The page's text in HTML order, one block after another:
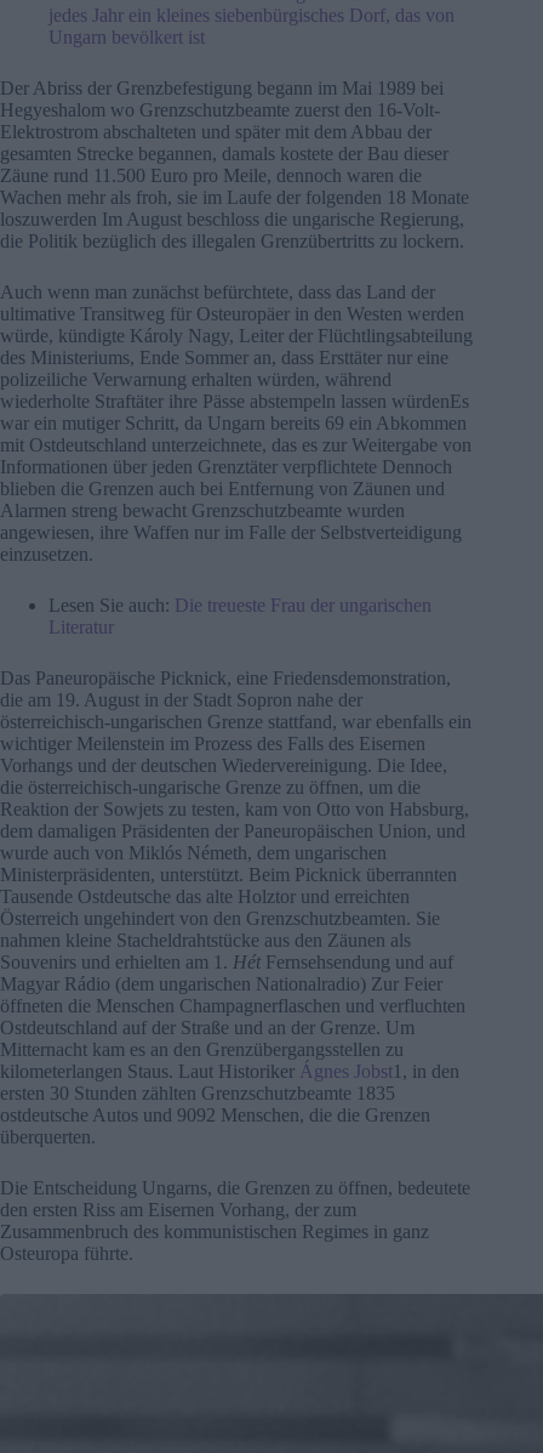
jedes Jahr ein kleines siebenbürgisches Dorf, das von
Ungarn bevölkert ist
Der Abriss der Grenzbefestigung begann im Mai 1989 bei
Hegyeshalom wo Grenzschutzbeamte zuerst den 16-Volt-
Elektrostrom abschalteten und später mit dem Abbau der
gesamten Strecke begannen, damals kostete der Bau dieser
Zäune rund 11.500 Euro pro Meile, dennoch waren die
Wachen mehr als froh, sie im Laufe der folgenden 18 Monate
loszuwerden Im August beschloss die ungarische Regierung,
die Politik bezüglich des illegalen Grenzübertritts zu lockern.
Auch wenn man zunächst befürchtete, dass das Land der
ultimative Transitweg für Osteuropäer in den Westen werden
würde, kündigte Károly Nagy, Leiter der Flüchtlingsabteilung
des Ministeriums, Ende Sommer an, dass Ersttäter nur eine
polizeiliche Verwarnung erhalten würden, während
wiederholte Straftäter ihre Pässe abstempeln lassen würdenEs
war ein mutiger Schritt, da Ungarn bereits 69 ein Abkommen
mit Ostdeutschland unterzeichnete, das es zur Weitergabe von
Informationen über jeden Grenztäter verpflichtete Dennoch
blieben die Grenzen auch bei Entfernung von Zäunen und
Alarmen streng bewacht Grenzschutzbeamte wurden
angewiesen, ihre Waffen nur im Falle der Selbstverteidigung
einzusetzen.
Lesen Sie auch: Die treueste Frau der ungarischen
Literatur
Das Paneuropäische Picknick, eine Friedensdemonstration,
die am 19. August in der Stadt Sopron nahe der
österreichisch-ungarischen Grenze stattfand, war ebenfalls ein
wichtiger Meilenstein im Prozess des Falls des Eisernen
Vorhangs und der deutschen Wiedervereinigung. Die Idee,
die österreichisch-ungarische Grenze zu öffnen, um die
Reaktion der Sowjets zu testen, kam von Otto von Habsburg,
dem damaligen Präsidenten der Paneuropäischen Union, und
wurde auch von Miklós Németh, dem ungarischen
Ministerpräsidenten, unterstützt. Beim Picknick überrannten
Tausende Ostdeutsche das alte Holztor und erreichten
Österreich ungehindert von den Grenzschutzbeamten. Sie
nahmen kleine Stacheldrahtstücke aus den Zäunen als
Souvenirs und erhielten am 1. Hét Fernsehsendung und auf
Magyar Rádio (dem ungarischen Nationalradio) Zur Feier
öffneten die Menschen Champagnerflaschen und verfluchten
Ostdeutschland auf der Straße und an der Grenze. Um
Mitternacht kam es an den Grenzübergangsstellen zu
kilometerlangen Staus. Laut Historiker Ágnes Jobst1, in den
ersten 30 Stunden zählten Grenzschutzbeamte 1835
ostdeutsche Autos und 9092 Menschen, die die Grenzen
überquerten.
Die Entscheidung Ungarns, die Grenzen zu öffnen, bedeutete
den ersten Riss am Eisernen Vorhang, der zum
Zusammenbruch des kommunistischen Regimes in ganz
Osteuropa führte.